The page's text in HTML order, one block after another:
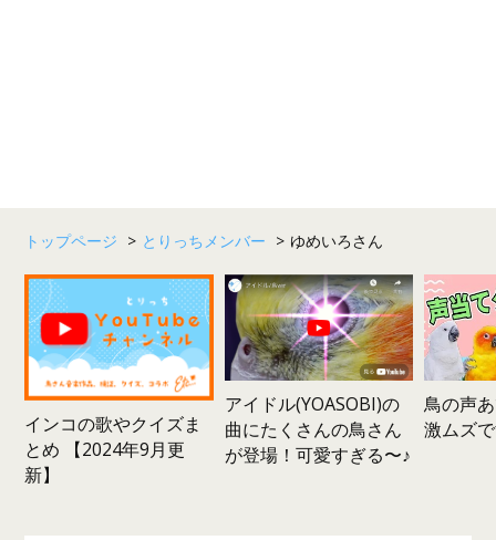
トップページ > とりっちメンバー > ゆめいろさん
インコの歌やクイズま
とめ 【2024年9月更
新】
アイドル(YOASOBI)の
曲にたくさんの鳥さん
が登場！可愛すぎる〜♪
鳥の声
激ムズ